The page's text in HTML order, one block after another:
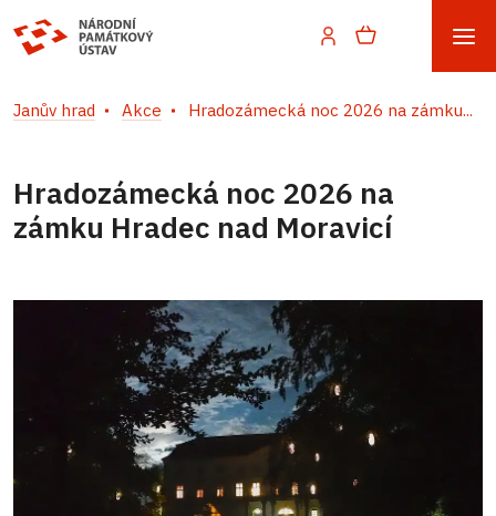
Janův hrad Akce Hradozámecká noc 2026 na zámku...
Hradozámecká noc 2026 na
zámku Hradec nad Moravicí